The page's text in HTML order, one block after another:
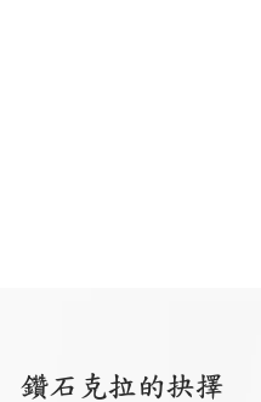
鑽石克拉的抉擇